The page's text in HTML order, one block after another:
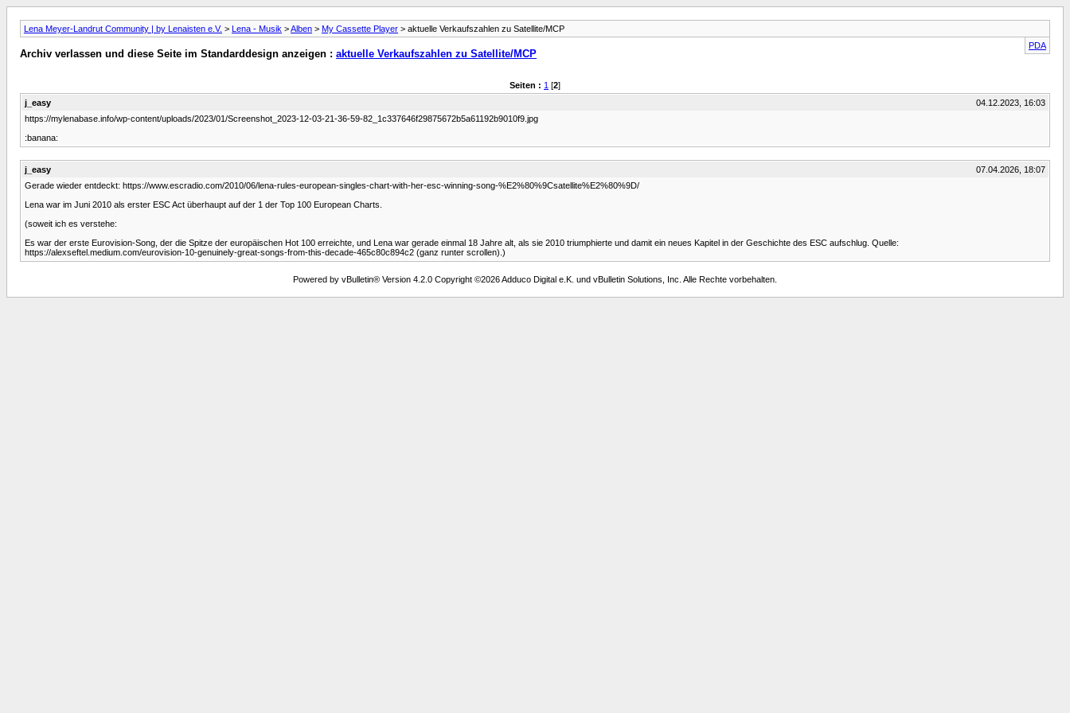
Lena Meyer-Landrut Community | by Lenaisten e.V. > Lena - Musik >Alben > My Cassette Player > aktuelle Verkaufszahlen zu Satellite/MCP
PDA
Archiv verlassen und diese Seite im Standarddesign anzeigen : aktuelle Verkaufszahlen zu Satellite/MCP
Seiten : 1 [2]
j_easy
04.12.2023, 16:03
https://mylenabase.info/wp-content/uploads/2023/01/Screenshot_2023-12-03-21-36-59-82_1c337646f29875672b5a61192b9010f9.jpg
:banana:
j_easy
07.04.2026, 18:07
Gerade wieder entdeckt: https://www.escradio.com/2010/06/lena-rules-european-singles-chart-with-her-esc-winning-song-%E2%80%9Csatellite%E2%80%9D/
Lena war im Juni 2010 als erster ESC Act überhaupt auf der 1 der Top 100 European Charts.
(soweit ich es verstehe:
Es war der erste Eurovision-Song, der die Spitze der europäischen Hot 100 erreichte, und Lena war gerade einmal 18 Jahre alt, als sie 2010 triumphierte und damit ein neues Kapitel in der Geschichte des ESC aufschlug. Quelle:
https://alexseftel.medium.com/eurovision-10-genuinely-great-songs-from-this-decade-465c80c894c2 (ganz runter scrollen).)
Powered by vBulletin® Version 4.2.0 Copyright ©2026 Adduco Digital e.K. und vBulletin Solutions, Inc. Alle Rechte vorbehalten.